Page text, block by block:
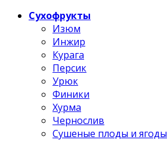
Сухофрукты
Изюм
Инжир
Курага
Персик
Урюк
Финики
Хурма
Чернослив
Сушеные плоды и ягоды